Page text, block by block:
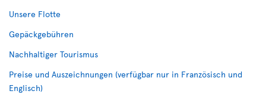
Unsere Flotte
Gepäckgebühren
Nachhaltiger Tourismus
Preise und Auszeichnungen (verfügbar nur in Französisch und
Englisch)